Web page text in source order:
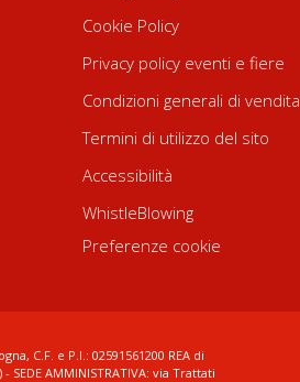
Cookie Policy
Privacy policy eventi e fiere
Condizioni generali di vendita
Termini di utilizzo del sito
Accessibilità
WhistleBlowing
Preferenze cookie
C.F. e P.I.: 02591561200 REA di
SEDE AMMINISTRATIVA: via Trattati